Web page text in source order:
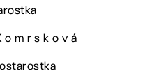
o m r s k o v á